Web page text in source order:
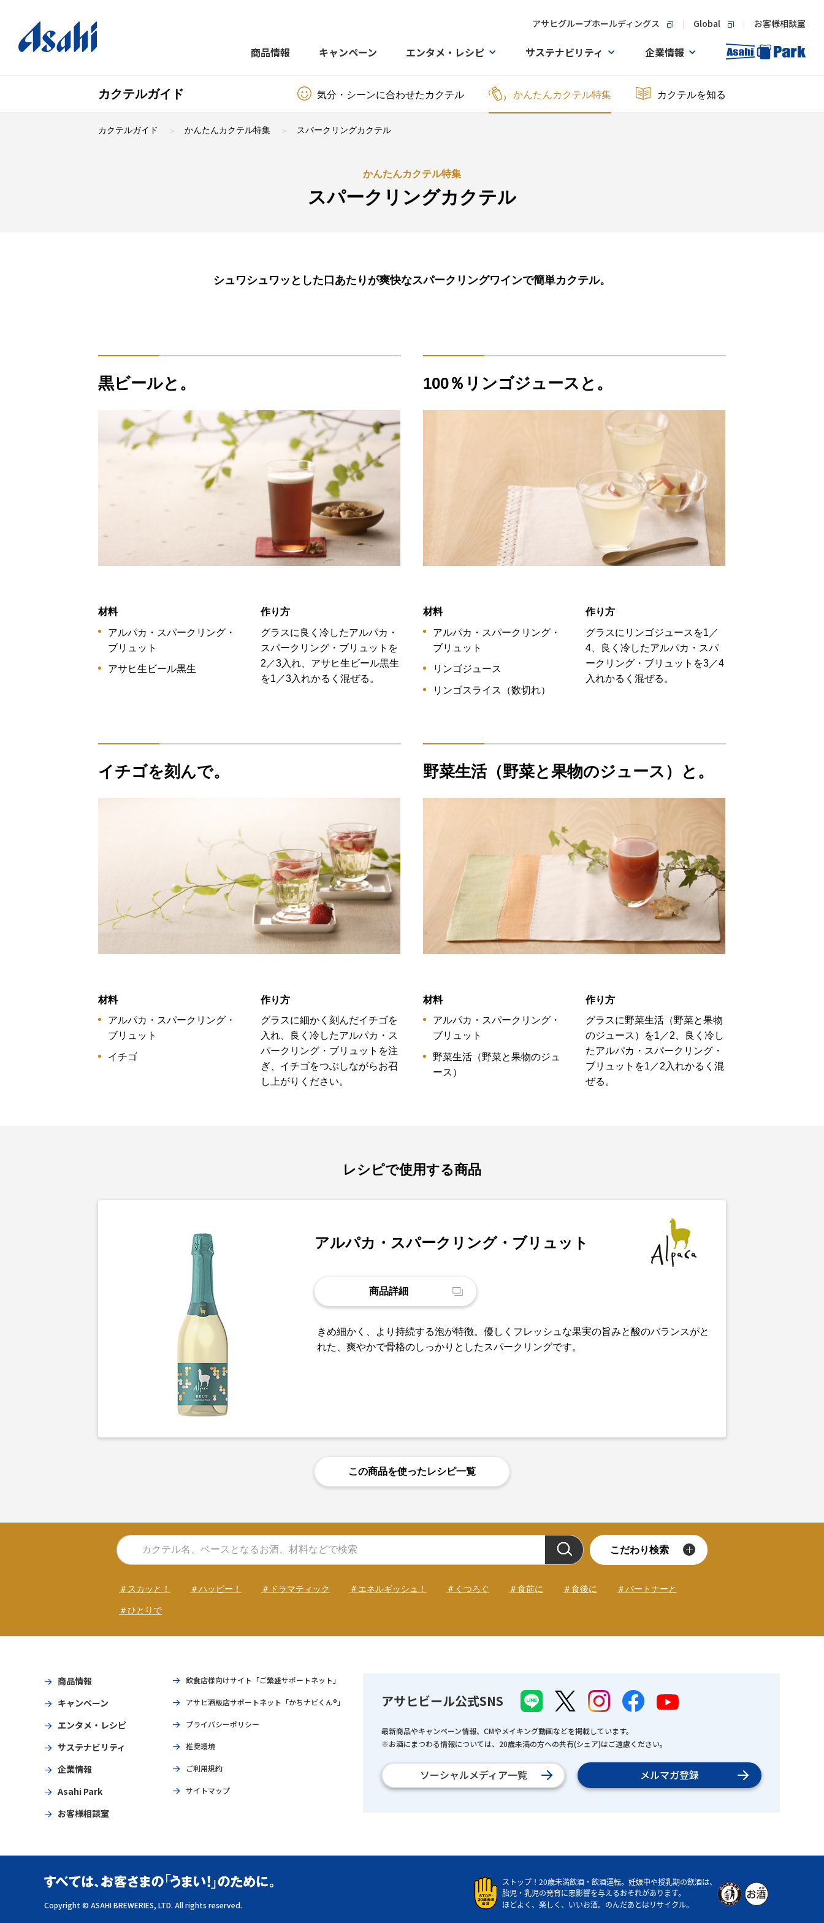
アサヒグループホールディングス Global お客様相談室
商品情報 キャンペーン エンタメ・レシピ サステナビリティ 企業情報
カクテルガイド 気分・シーンに合わせたカクテル かんたんカクテル特集 カクテルを知る
カクテルガイド かんたんカクテル特集 スパークリングカクテル
かんたんカクテル特集
スパークリングカクテル
シュワシュワッとした口あたりが爽快なスパークリングワインで簡単カクテル。
黒ビールと。
材料
アルパカ・スパークリング・
ブリュット
アサヒ生ビール黒生
作り方
グラスに良く冷したアルパカ・
スパークリング・ブリュットを
2／3入れ、アサヒ生ビール黒生
を1／3入れかるく混ぜる。
100％リンゴジュースと。
材料
アルパカ・スパークリング・
ブリュット
リンゴジュース
リンゴスライス（数切れ）
作り方
グラスにリンゴジュースを1／
4、良く冷したアルパカ・スパ
ークリング・ブリュットを3／4
入れかるく混ぜる。
イチゴを刻んで。
材料
アルパカ・スパークリング・
ブリュット
イチゴ
作り方
グラスに細かく刻んだイチゴを
入れ、良く冷したアルパカ・ス
パークリング・ブリュットを注
ぎ、イチゴをつぶしながらお召
し上がりください。
野菜生活（野菜と果物のジュース）と。
材料
アルパカ・スパークリング・
ブリュット
野菜生活（野菜と果物のジュ
ース）
作り方
グラスに野菜生活（野菜と果物
のジュース）を1／2、良く冷し
たアルパカ・スパークリング・
ブリュットを1／2入れかるく混
ぜる。
レシピで使用する商品
アルパカ・スパークリング・ブリュット
商品詳細
きめ細かく、より持続する泡が特徴。優しくフレッシュな果実の旨みと酸のバランスがと
れた、爽やかで骨格のしっかりとしたスパークリングです。
この商品を使ったレシピ一覧
こだわり検索
＃スカッと！ ＃ハッピー！ ＃ドラマティック ＃エネルギッシュ！ ＃くつろぐ ＃食前に ＃食後に ＃パートナーと
＃ひとりで
商品情報
キャンペーン
エンタメ・レシピ
サステナビリティ
企業情報
Asahi Park
お客様相談室
飲食店様向けサイト「ご繁盛サポートネット」
アサヒ酒販店サポートネット「かちナビくん®」
プライバシーポリシー
推奨環境
ご利用規約
サイトマップ
アサヒビール公式SNS
最新商品やキャンペーン情報、CMやメイキング動画などを掲載しています。
※お酒にまつわる情報については、20歳未満の方への共有(シェア)はご遠慮ください。
ソーシャルメディア一覧 メルマガ登録
Copyright © ASAHI BREWERIES, LTD. All rights reserved.